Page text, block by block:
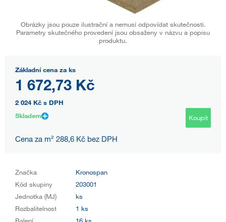
Obrázky jsou pouze ilustrační a nemusí odpovídat skutečnosti.
Parametry skutečného provedení jsou obsaženy v názvu a popisu
produktu.
Základní cena za ks
1 672,73 Kč
2 024 Kč s DPH
Skladem
Koupit
Cena za m² 288,6 Kč bez DPH
Značka
Kronospan
Kód skupiny
203001
Jednotka (MJ)
ks
Rozbalitelnost
1 ks